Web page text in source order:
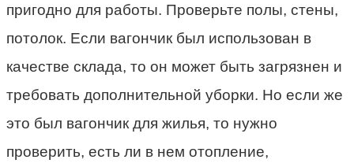
пригодно для работы. Проверьте полы, стены,
потолок. Если вагончик был использован в
качестве склада, то он может быть загрязнен и
требовать дополнительной уборки. Но если же
это был вагончик для жилья, то нужно
проверить, есть ли в нем отопление,